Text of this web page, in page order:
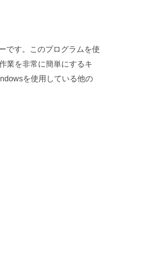
です。このプログラムを使
業を非常に簡単にするキ
を使用している他の